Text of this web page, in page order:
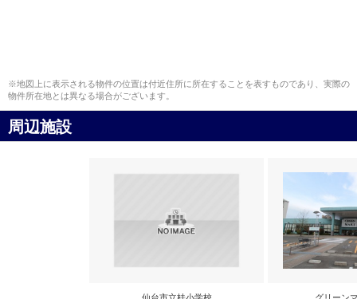
※地図上に表示される物件の位置は付近住所に所在することを表すものであり、実際の
物件所在地とは異なる場合がございます。
周辺施設